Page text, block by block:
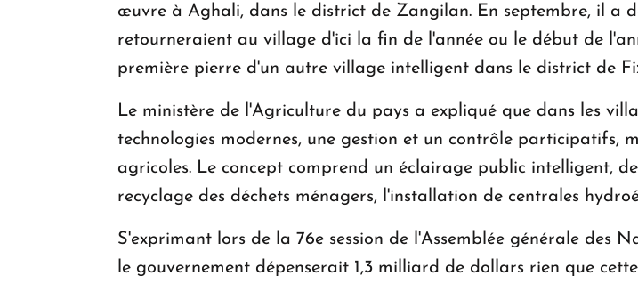
œuvre à Aghali, dans le district de Zangilan. En septembre, il a
retourneraient au village d'ici la fin de l'année ou le début de
première pierre d'un autre village intelligent dans le district de
Le ministère de l'Agriculture du pays a expliqué que dans les
technologies modernes, une gestion et un contrôle participatifs,
agricoles. Le concept comprend un éclairage public intelligent,
recyclage des déchets ménagers, l'installation de centrales
S'exprimant lors de la 76e session de l'Assemblée générale des
le gouvernement dépenserait 1,3 milliard de dollars rien que